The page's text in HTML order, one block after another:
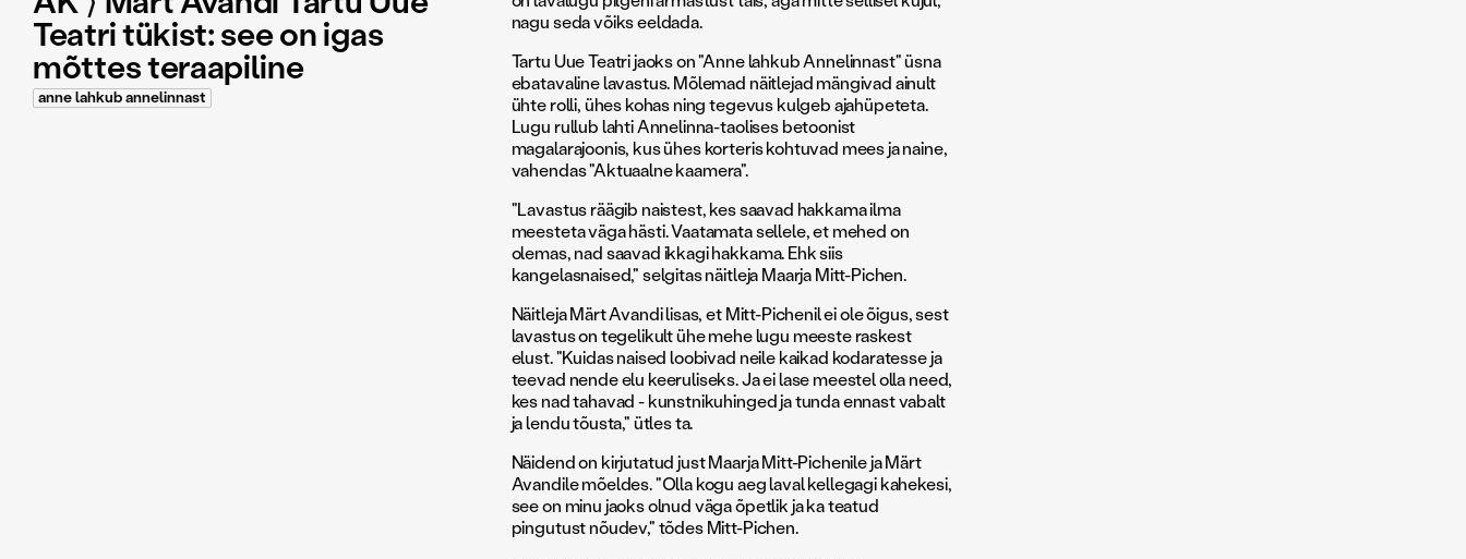
Teatri tükist: see on igas
mõttes teraapiline
anne lahkub annelinnast
nagu seda võiks eeldada.
Tartu Uue Teatri jaoks on "Anne lahkub Annelinnast" üsna
ebatavaline lavastus. Mõlemad näitlejad mängivad ainult
ühte rolli, ühes kohas ning tegevus kulgeb ajahüpeteta.
Lugu rullub lahti Annelinna-taolises betoonist
magalarajoonis, kus ühes korteris kohtuvad mees ja naine,
vahendas "Aktuaalne kaamera".
"Lavastus räägib naistest, kes saavad hakkama ilma
meesteta väga hästi. Vaatamata sellele, et mehed on
olemas, nad saavad ikkagi hakkama. Ehk siis
kangelasnaised," selgitas näitleja Maarja Mitt-Pichen.
Näitleja Märt Avandi lisas, et Mitt-Pichenil ei ole õigus, sest
lavastus on tegelikult ühe mehe lugu meeste raskest
elust. "Kuidas naised loobivad neile kaikad kodaratesse ja
teevad nende elu keeruliseks. Ja ei lase meestel olla need,
kes nad tahavad - kunstnikuhinged ja tunda ennast vabalt
ja lendu tõusta," ütles ta.
Näidend on kirjutatud just Maarja Mitt-Pichenile ja Märt
Avandile mõeldes. "Olla kogu aeg laval kellegagi kahekesi,
see on minu jaoks olnud väga õpetlik ja ka teatud
pingutust nõudev," tõdes Mitt-Pichen.